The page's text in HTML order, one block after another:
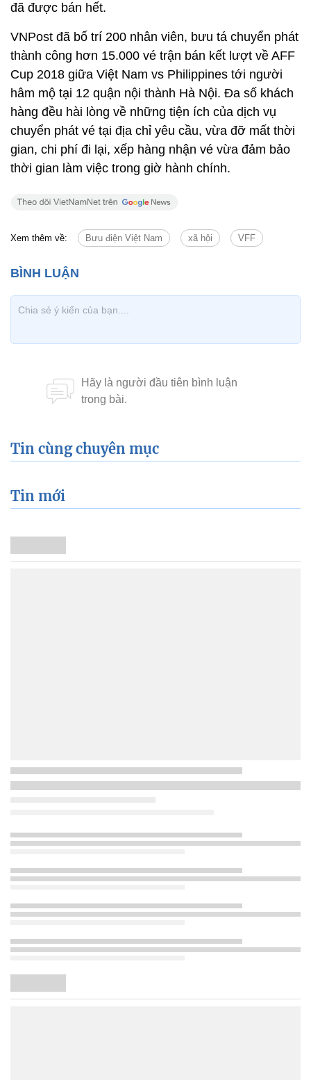
đã được bán hết.
VNPost đã bố trí 200 nhân viên, bưu tá chuyển phát
thành công hơn 15.000 vé trận bán kết lượt về AFF
Cup 2018 giữa Việt Nam vs Philippines tới người
hâm mộ tại 12 quận nội thành Hà Nội. Đa số khách
hàng đều hài lòng về những tiện ích của dịch vụ
chuyển phát vé tại địa chỉ yêu cầu, vừa đỡ mất thời
gian, chi phí đi lại, xếp hàng nhận vé vừa đảm bảo
thời gian làm việc trong giờ hành chính.
Xem thêm về: Bưu điện Việt Nam xã hội VFF
Tin cùng chuyên mục
Tin mới